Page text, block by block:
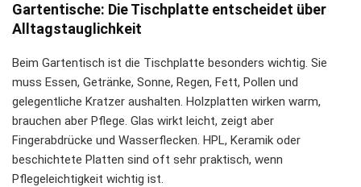
Gartentische: Die Tischplatte entscheidet über
Alltagstauglichkeit
Beim Gartentisch ist die Tischplatte besonders wichtig. Sie
muss Essen, Getränke, Sonne, Regen, Fett, Pollen und
gelegentliche Kratzer aushalten. Holzplatten wirken warm,
brauchen aber Pflege. Glas wirkt leicht, zeigt aber
Fingerabdrücke und Wasserflecken. HPL, Keramik oder
beschichtete Platten sind oft sehr praktisch, wenn
Pflegeleichtigkeit wichtig ist.